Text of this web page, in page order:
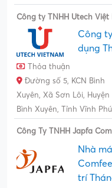
Công ty TNHH Utech Việt
Công
dụng
Thỏa thuận
Đường số 5, KCN Bình
Xuyên, Xã Sơn Lôi, Huyện
Bình Xuyên, Tỉnh Vĩnh
Công Ty TNHH Japfa
Nhà
trí